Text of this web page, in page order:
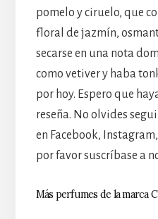
pomelo y ciruelo, que
floral de jazmín,
secarse en una nota
como vetiver y haba
por hoy. Espero que
reseña. No olvides
en Facebook,
por favor suscríbase a
Más perfumes de la marca